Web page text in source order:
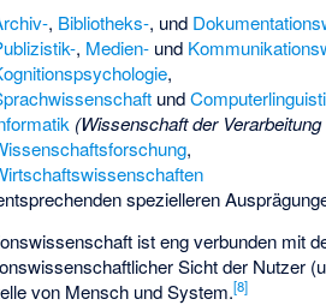
, Bibliotheks-, und
, Medien-und
,
und
(Wissenschaft der
,
spezielleren
ist eng verbunden mit
Sicht der Nutzer
von Mensch und System.[8]